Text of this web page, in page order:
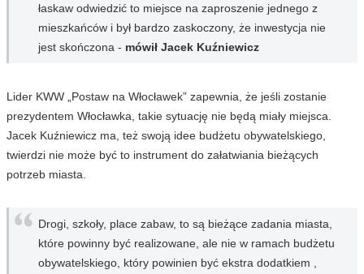
łaskaw odwiedzić to miejsce na zaproszenie jednego z
mieszkańców i był bardzo zaskoczony, że inwestycja nie
jest skończona - mówił Jacek Kuźniewicz
Lider KWW „Postaw na Włocławek” zapewnia, że jeśli zostanie
prezydentem Włocławka, takie sytuację nie będą miały miejsca.
Jacek Kuźniewicz ma, też swoją idee budżetu obywatelskiego,
twierdzi nie może być to instrument do załatwiania bieżących
potrzeb miasta.
Drogi, szkoły, place zabaw, to są bieżące zadania miasta,
które powinny być realizowane, ale nie w ramach budżetu
obywatelskiego, który powinien być ekstra dodatkiem ,